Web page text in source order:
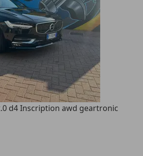
d4 Inscription awd geartronic